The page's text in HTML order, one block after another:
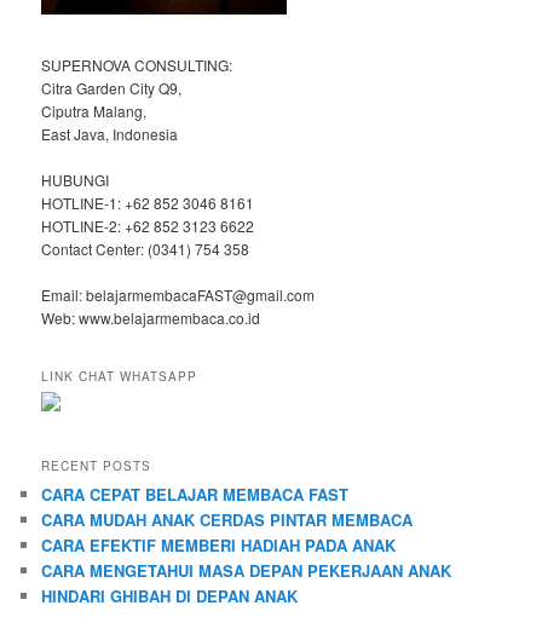
SUPERNOVA CONSULTING:
Citra Garden City Q9,
Ciputra Malang,
East Java, Indonesia
HUBUNGI
HOTLINE-1: +62 852 3046 8161
HOTLINE-2: +62 852 3123 6622
Contact Center: (0341) 754 358
Email: belajarmembacaFAST@gmail.com
Web: www.belajarmembaca.co.id
LINK CHAT WHATSAPP
RECENT POSTS
CARA CEPAT BELAJAR MEMBACA FAST
CARA MUDAH ANAK CERDAS PINTAR MEMBACA
CARA EFEKTIF MEMBERI HADIAH PADA ANAK
CARA MENGETAHUI MASA DEPAN PEKERJAAN ANAK
HINDARI GHIBAH DI DEPAN ANAK